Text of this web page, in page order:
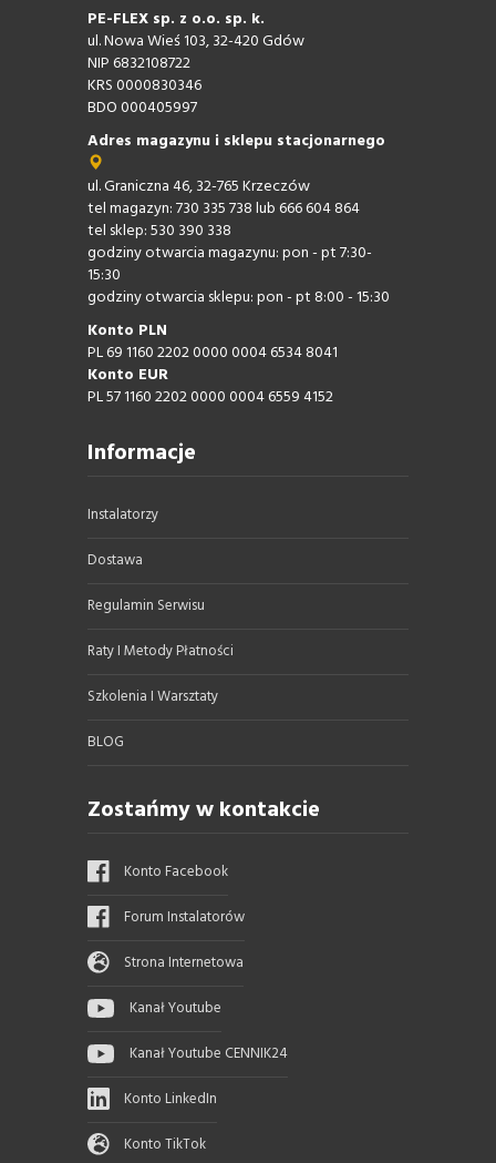
PE-FLEX sp. z o.o. sp. k.
ul. Nowa Wieś 103, 32-420 Gdów
NIP 6832108722
KRS 0000830346
BDO 000405997
Adres magazynu i sklepu stacjonarnego
ul. Graniczna 46, 32-765 Krzeczów
tel magazyn: 730 335 738 lub 666 604 864
tel sklep: 530 390 338
godziny otwarcia magazynu: pon - pt 7:30-
15:30
godziny otwarcia sklepu: pon - pt 8:00 - 15:30
Konto PLN
PL 69 1160 2202 0000 0004 6534 8041
Konto EUR
PL 57 1160 2202 0000 0004 6559 4152
Informacje
Instalatorzy
Dostawa
Regulamin Serwisu
Raty I Metody Płatności
Szkolenia I Warsztaty
BLOG
Zostańmy w kontakcie
Konto Facebook
Forum Instalatorów
Strona Internetowa
Kanał Youtube
Kanał Youtube CENNIK24
Konto LinkedIn
Konto TikTok